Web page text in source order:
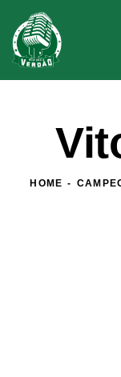
HOME